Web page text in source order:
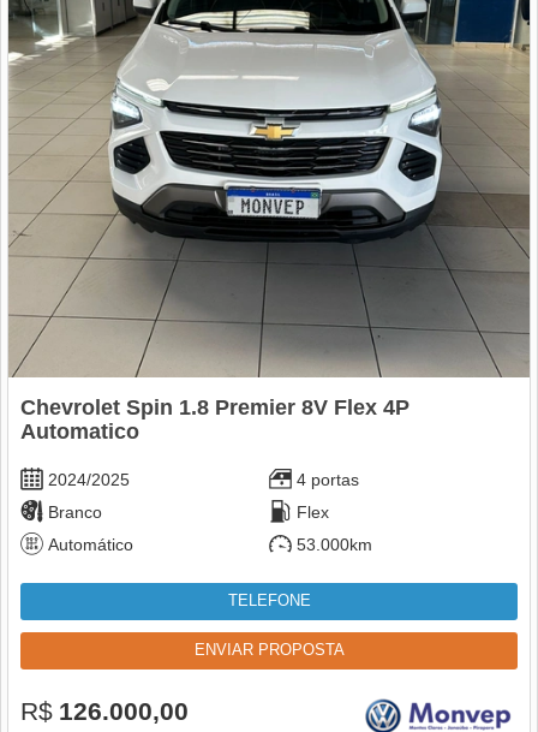
Chevrolet Spin 1.8 Premier 8V Flex 4P
Automatico
2024/2025
4 portas
Branco
Flex
Automático
53.000km
TELEFONE
ENVIAR PROPOSTA
R$ 126.000,00